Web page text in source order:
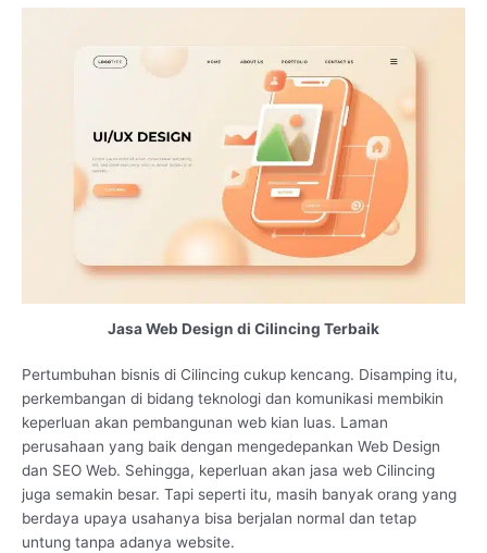
Jasa Web Design di Cilincing Terbaik
Pertumbuhan bisnis di Cilincing cukup kencang. Disamping itu,
perkembangan di bidang teknologi dan komunikasi membikin
keperluan akan pembangunan web kian luas. Laman
perusahaan yang baik dengan mengedepankan Web Design
dan SEO Web. Sehingga, keperluan akan jasa web Cilincing
juga semakin besar. Tapi seperti itu, masih banyak orang yang
berdaya upaya usahanya bisa berjalan normal dan tetap
untung tanpa adanya website.